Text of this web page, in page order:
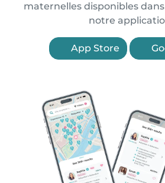
maternelles disponibles
notre
App Store